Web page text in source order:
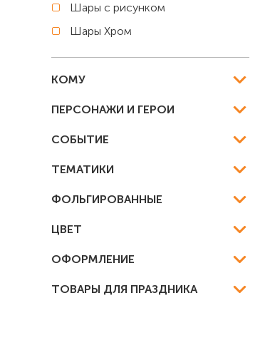
Шары с рисунком
Шары Хром
КОМУ
ПЕРСОНАЖИ И ГЕРОИ
СОБЫТИЕ
ТЕМАТИКИ
ФОЛЬГИРОВАННЫЕ
ЦВЕТ
ОФОРМЛЕНИЕ
ТОВАРЫ ДЛЯ ПРАЗДНИКА